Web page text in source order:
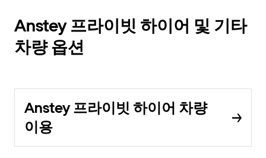
Anstey 프라이빗 하이어 및 기타
차량 옵션
Anstey 프라이빗 하이어 차량
이용